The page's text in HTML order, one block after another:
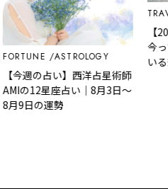
ASTROLOGY
今週の占い】西洋占星術師
の12星座占い｜8月3日～
月9日の運勢
【
今
い